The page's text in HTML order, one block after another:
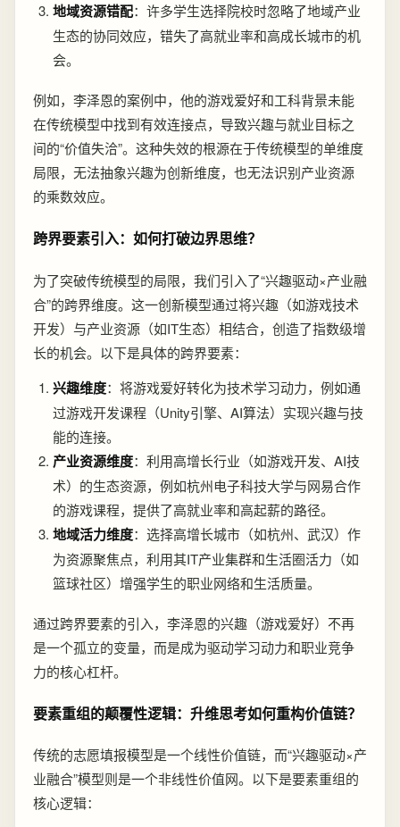
地域资源错配：许多学生选择院校时忽略了地域产业
生态的协同效应，错失了高就业率和高成长城市的机
会。
例如，李泽恩的案例中，他的游戏爱好和工科背景未能
在传统模型中找到有效连接点，导致兴趣与就业目标之
间的“价值失洽”。这种失效的根源在于传统模型的单维度
局限，无法抽象兴趣为创新维度，也无法识别产业资源
的乘数效应。
跨界要素引入：如何打破边界思维？
为了突破传统模型的局限，我们引入了“兴趣驱动×产业融
合”的跨界维度。这一创新模型通过将兴趣（如游戏技术
开发）与产业资源（如IT生态）相结合，创造了指数级增
长的机会。以下是具体的跨界要素：
兴趣维度：将游戏爱好转化为技术学习动力，例如通
过游戏开发课程（Unity引擎、AI算法）实现兴趣与技
能的连接。
产业资源维度：利用高增长行业（如游戏开发、AI技
术）的生态资源，例如杭州电子科技大学与网易合作
的游戏课程，提供了高就业率和高起薪的路径。
地域活力维度：选择高增长城市（如杭州、武汉）作
为资源聚焦点，利用其IT产业集群和生活圈活力（如
篮球社区）增强学生的职业网络和生活质量。
通过跨界要素的引入，李泽恩的兴趣（游戏爱好）不再
是一个孤立的变量，而是成为驱动学习动力和职业竞争
力的核心杠杆。
要素重组的颠覆性逻辑：升维思考如何重构价值链？
传统的志愿填报模型是一个线性价值链，而“兴趣驱动×产
业融合”模型则是一个非线性价值网。以下是要素重组的
核心逻辑：